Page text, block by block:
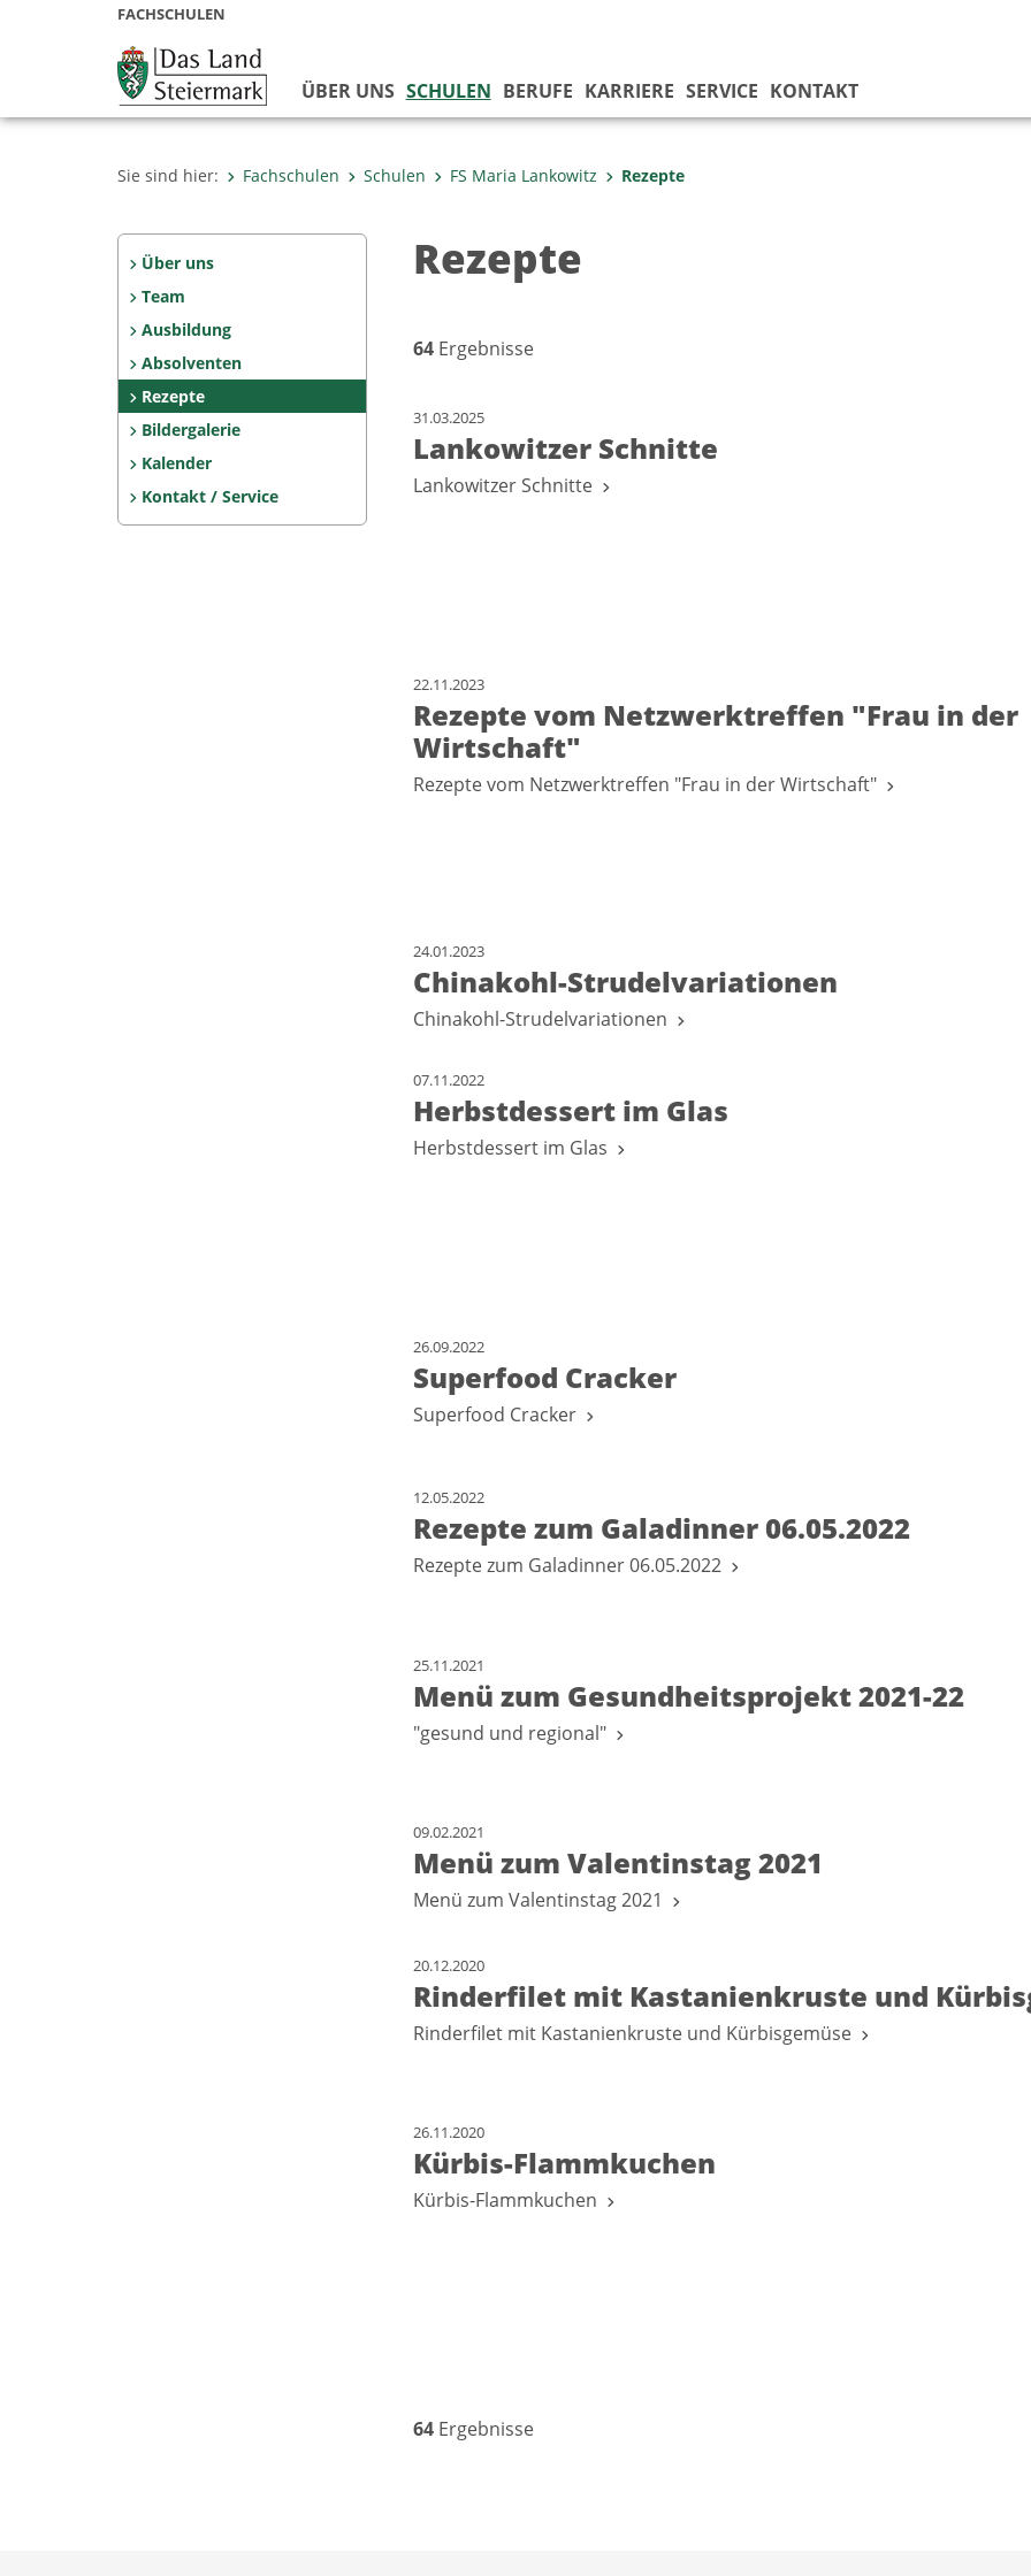
FACHSCHULEN
ÜBER UNS SCHULEN BERUFE KARRIERE SERVICE KONTAKT
Sie sind hier: Fachschulen Schulen FS Maria Lankowitz Rezepte
Über uns
Team
Ausbildung
Absolventen
Rezepte
Bildergalerie
Kalender
Kontakt / Service
Rezepte
64Ergebnisse
31.03.2025
Lankowitzer Schnitte
Lankowitzer Schnitte
22.11.2023
Rezepte vom Netzwerktreffen "Frau in der
Wirtschaft"
Rezepte vom Netzwerktreffen "Frau in der Wirtschaft"
24.01.2023
Chinakohl-Strudelvariationen
Chinakohl-Strudelvariationen
07.11.2022
Herbstdessert im Glas
Herbstdessert im Glas
26.09.2022
Superfood Cracker
Superfood Cracker
12.05.2022
Rezepte zum Galadinner 06.05.2022
Rezepte zum Galadinner 06.05.2022
25.11.2021
Menü zum Gesundheitsprojekt 2021-22
"gesund und regional"
09.02.2021
Menü zum Valentinstag 2021
Menü zum Valentinstag 2021
20.12.2020
Rinderfilet mit Kastanienkruste und
Rinderfilet mit Kastanienkruste und Kürbisgemüse
26.11.2020
Kürbis-Flammkuchen
Kürbis-Flammkuchen
64Ergebnisse